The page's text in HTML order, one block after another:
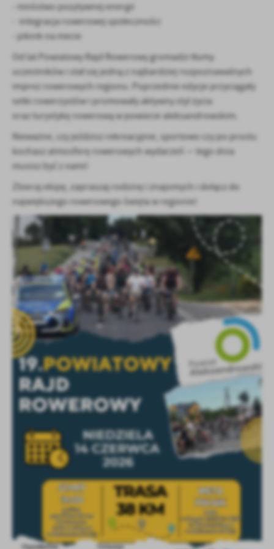
- mnóstwo pozytywnej energii
- integracja rowerowej społeczności
- piknik na mecie
Od lat Powiatowy Rajd Rowerowy gromadzi tłumy
uczestników i stał się jedną z najbardziej rozpoznawalnych
imprez rowerowych regionu. Poprzednie edycje przyciągały
setki rowerzystów i promowały aktywny styl życia
oraz turystykę rowerową w powiecie aleksandrowskim.
Nieważne, czy jeździsz rekreacyjnie, sportowo czy po prostu
kochasz atmosferę rowerowych wydarzeń — tego dnia
musisz być z nami!
Zbieraj ekipę, zapraszaj rodzinę i znajomych i dołącz do
największego rowerowego święta w regionie!